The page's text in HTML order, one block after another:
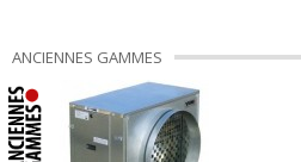
ANCIENNES GAMMES